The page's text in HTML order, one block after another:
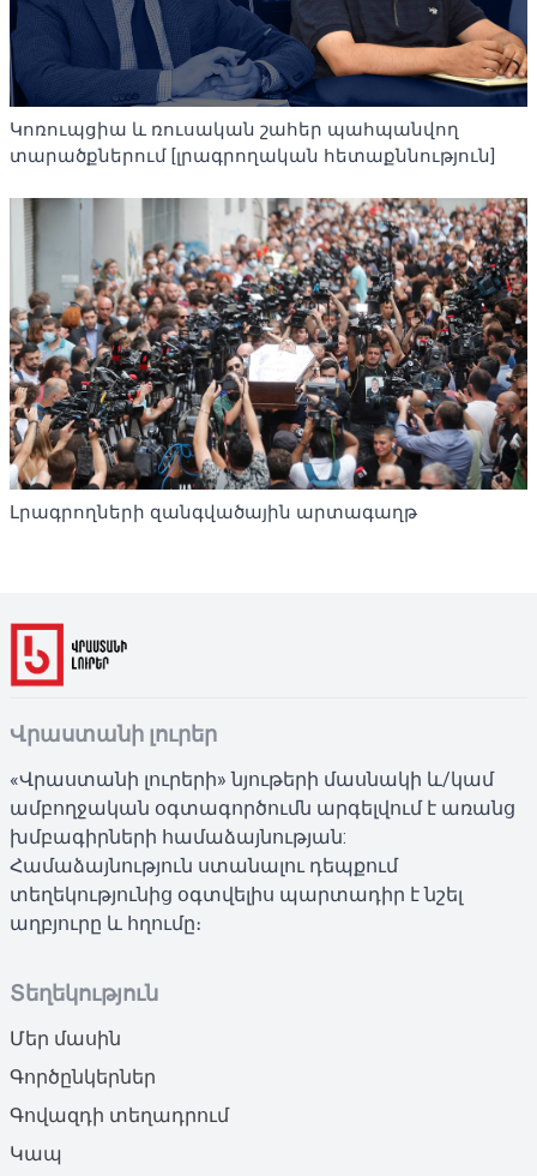
Կոռուպցիա և ռուսական շահեր պահպանվող
տարածքներում [լրագրողական հետաքննություն]
Լրագրողների զանգվածային արտագաղթ
Վրաստանի լուրեր
«Վրաստանի լուրերի» նյութերի մասնակի և/կամ
ամբողջական օգտագործումն արգելվում է առանց
խմբագիրների համաձայնության:
Համաձայնություն ստանալու դեպքում
տեղեկությունից օգտվելիս պարտադիր է նշել
աղբյուրը և հղումը։
Տեղեկություն
Մեր մասին
Գործընկերներ
Գովազդի տեղադրում
Կապ